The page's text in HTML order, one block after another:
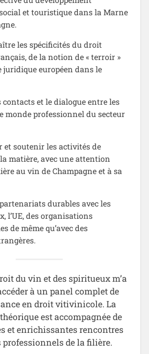
et touristique dans la Marne
les spécificités du droit
de la notion de « terroir »
juridique européen dans le
et le dialogue entre les
monde professionnel du secteur
et soutenir les activités de
matière, avec une attention
au vin de Champagne et à sa
durables avec les
l’UE, des organisations
de même qu’avec des
du vin et des spiritueux m’a
à un panel complet de
en droit vitivinicole. La
est accompagnée de
et enrichissantes rencontres
professionnels de la filière.